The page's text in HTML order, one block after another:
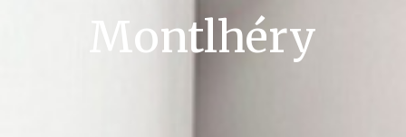
Montlhéry